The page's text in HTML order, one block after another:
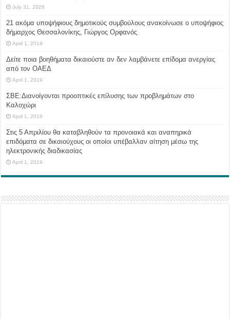
July 31, 2026
21 ακόμα υποψήφιους δημοτικούς συμβούλους ανακοίνωσε ο υποψήφιος
δήμαρχος Θεσσαλονίκης, Γιώργος Ορφανός
April 1, 2019
Δείτε ποια βοηθήματα δικαιούστε αν δεν λαμβάνετε επίδομα ανεργίας
από τον ΟΑΕΔ
April 1, 2019
ΣΒΕ:Διανοίγονται προοπτικές επίλυσης των προβλημάτων στο
Καλοχώρι
April 1, 2019
Στις 5 Απριλίου θα καταβληθούν τα προνοιακά και αναπηρικά
επιδόματα σε δικαιούχους οι οποίοι υπέβαλλαν αίτηση μέσω της
ηλεκτρονικής διαδικασίας
April 1, 2019